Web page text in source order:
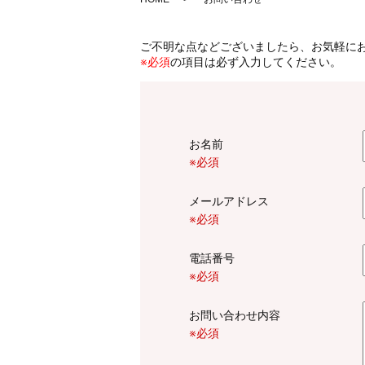
ご不明な点などございましたら、お気軽に
※必須の項目は必ず入力してください。
お名前
※必須
メールアドレス
※必須
電話番号
※必須
お問い合わせ内容
※必須